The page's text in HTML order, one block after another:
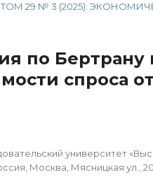
ТОМ 29 № 3 (2025):
по
спроса
университет
Москва, Мясницкая ул., 20.